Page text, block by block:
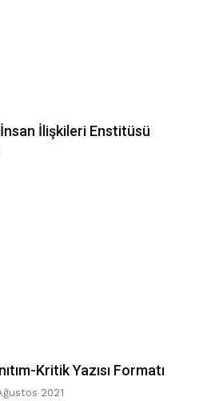
İlişkileri Enstitüsü
Kritik Yazısı Formatı
2021